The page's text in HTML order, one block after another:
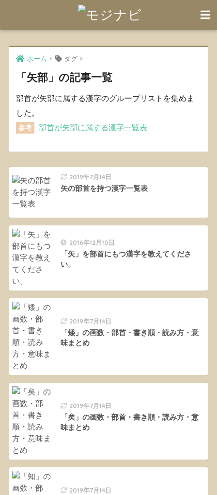
ホーム タグ
「矢部」の記事一覧
部首が矢部に属する漢字のグループリストを集めま
した。
参考 部首が矢部に属する漢字一覧表
2019年7月14日
矢の部首を持つ漢字一覧表
2016年12月10日
「矢」を部首にもつ漢字を教えてくださ
い。
2019年7月14日
「矮」の画数・部首・書き順・読み方・意
味まとめ
2019年7月14日
「矣」の画数・部首・書き順・読み方・意
味まとめ
2019年7月14日